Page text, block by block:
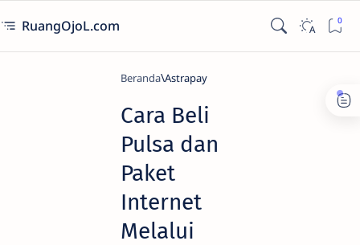
RuangOjoL.com
Beranda Astrapay
Cara Beli
Pulsa dan
Paket
Internet
Melalui